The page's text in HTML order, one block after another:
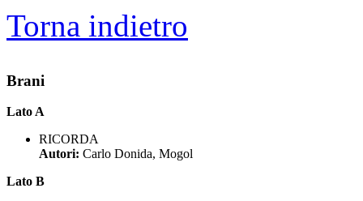
Torna indietro
Brani
Lato A
RICORDA
Autori: Carlo Donida, Mogol
Lato B